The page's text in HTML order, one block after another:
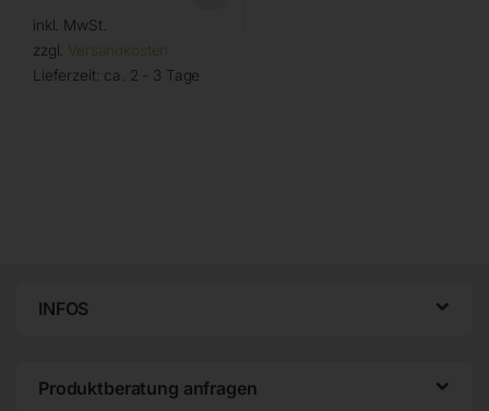
inkl. MwSt.
zzgl. Versandkosten
Lieferzeit: ca. 2 - 3 Tage
INFOS
Produktberatung anfragen